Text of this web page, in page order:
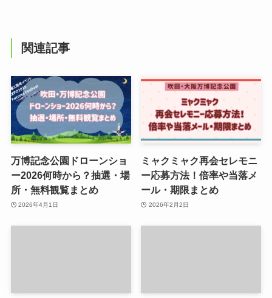
関連記事
万博記念公園ドローンショ
ー2026何時から？抽選・場
所・無料観覧まとめ
2026年4月1日
ミャクミャク再会セレモニ
ー応募方法！倍率や当落メ
ール・期限まとめ
2026年2月2日